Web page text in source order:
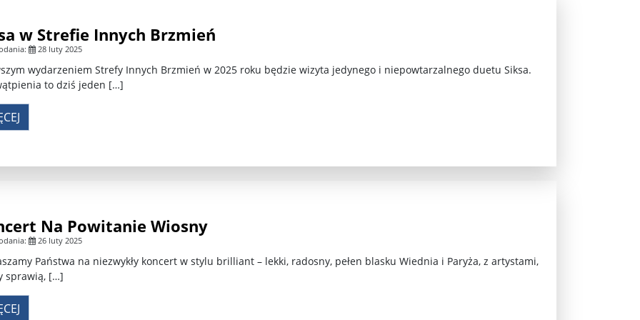
...
o l ... Potężne trzęsienie ziemi u wybrzeży Rosji. Alarm n ...
... Dr Mirosław Oczkoś o rekonstrukcji rządu: Nie było ...
o ... Znów niespokojnie w Azji. Tajlandia oskarża Kambod ...
w Wa ...
w Strefie Innych Brzmień
28 luty 2025
wydarzeniem Strefy Innych Brzmień w 2025 roku będzie wizyta jedynego i niepowtarzalnego duetu Siksa.
to dziś jeden […]
Na Powitanie Wiosny
26 luty 2025
Państwa na niezwykły koncert w stylu brilliant – lekki, radosny, pełen blasku Wiednia i Paryża, z artystami,
sprawią, […]